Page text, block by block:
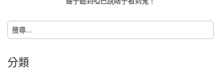
i
o
n
搜
尋
字:
分類